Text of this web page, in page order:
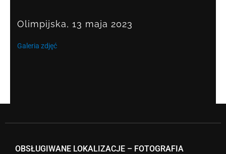
Olimpijska, 13 maja 2023
Galeria zdjęć
OBSŁUGIWANE LOKALIZACJE – FOTOGRAFIA